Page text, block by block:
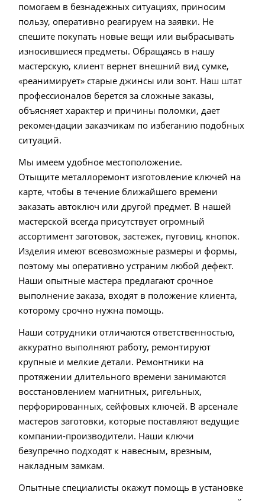
помогаем в безнадежных ситуациях, приносим
пользу, оперативно реагируем на заявки. Не
спешите покупать новые вещи или выбрасывать
износившиеся предметы. Обращаясь в нашу
мастерскую, клиент вернет внешний вид сумке,
«реанимирует» старые джинсы или зонт. Наш штат
профессионалов берется за сложные заказы,
объясняет характер и причины поломки, дает
рекомендации заказчикам по избеганию подобных
ситуаций.
Мы имеем удобное местоположение.
Отыщите металлоремонт изготовление ключей на
карте, чтобы в течение ближайшего времени
заказать автоключ или другой предмет. В нашей
мастерской всегда присутствует огромный
ассортимент заготовок, застежек, пуговиц, кнопок.
Изделия имеют всевозможные размеры и формы,
поэтому мы оперативно устраним любой дефект.
Наши опытные мастера предлагают срочное
выполнение заказа, входят в положение клиента,
которому срочно нужна помощь.
Наши сотрудники отличаются ответственностью,
аккуратно выполняют работу, ремонтируют
крупные и мелкие детали. Ремонтники на
протяжении длительного времени занимаются
восстановлением магнитных, ригельных,
перфорированных, сейфовых ключей. В арсенале
мастеров заготовки, которые поставляют ведущие
компании-производители. Наши ключи
безупречно подходят к навесным, врезным,
накладным замкам.
Опытные специалисты окажут помощь в установке